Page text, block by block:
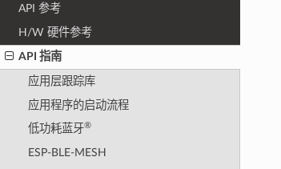
API 参考
H/W 硬件参考
API 指南
应用层跟踪库
应用程序的启动流程
低功耗蓝牙®
ESP-BLE-MESH